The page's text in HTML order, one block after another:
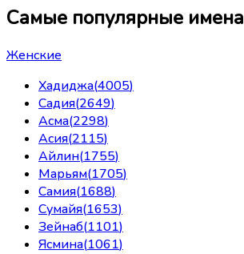
Самые популярные имена
Женские
Хадиджа(4005)
Садия(2649)
Асма(2298)
Асия(2115)
Айлин(1755)
Марьям(1705)
Самия(1688)
Сумайя(1653)
Зейнаб(1101)
Ясмина(1061)